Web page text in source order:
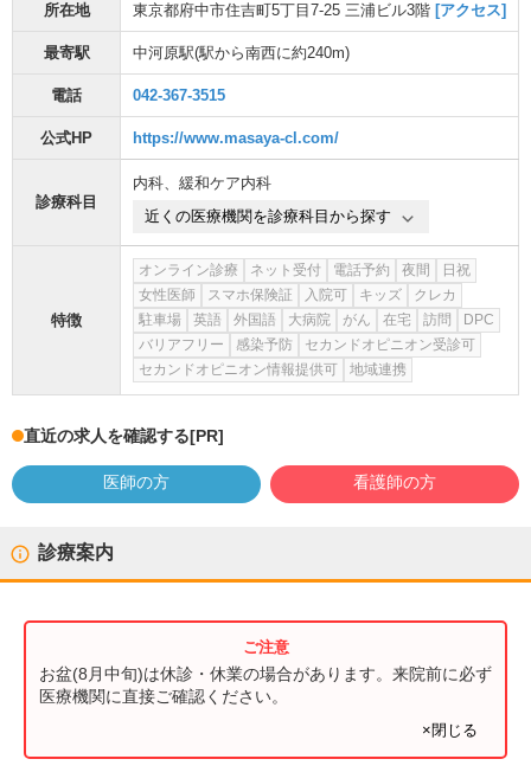
所在地 東京都府中市住吉町5丁目7-25 三浦ビル3階 [アクセス]
最寄駅 中河原駅(駅から南西に約240m)
電話 042-367-3515
公式HP https://www.masaya-cl.com/
診療科目
内科、 緩和ケア内科
近くの医療機関を診療科目から探す
特徴
オンライン診療 ネット受付 電話予約 夜間
日祝
女性医師
スマホ保険証 入院可 キッズ
クレカ
駐車場
英語 外国語 大病院 がん 在宅 訪問
DPC
バリアフリー
感染予防
セカンドオピニオン受診可
セカンドオピニオン情報提供可
地域連携
直近の求人を確認する[PR]
医師の方 看護師の方
診療案内
お盆(8月中旬)は休診・休業の場合があります。来院前に必ず
医療機関に直接ご確認ください。
×閉じる